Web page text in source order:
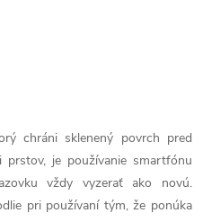
chráni sklenený povrch pred
prstov, je používanie smartfónu
vždy vyzerať ako novú.
pri používaní tým, že ponúka